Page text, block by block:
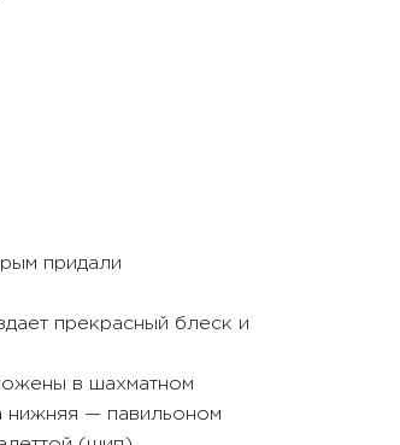
придали
прекрасный блеск и
в шахматном
нижняя — павильоном